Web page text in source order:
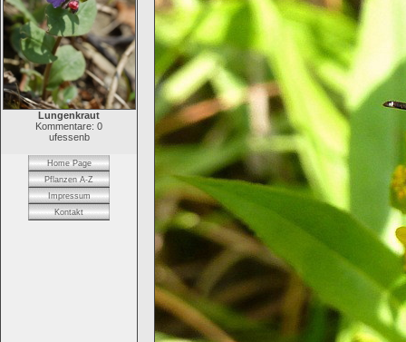
Lungenkraut
Kommentare: 0
ufessenb
Home Page
Pflanzen A-Z
Impressum
Kontakt